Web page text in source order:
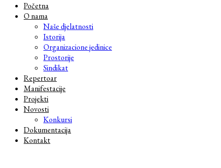
Početna
O nama
Naše djelatnosti
Istorija
Organizacione jedinice
Prostorije
Sindikat
Repertoar
Manifestacije
Projekti
Novosti
Konkursi
Dokumentacija
Kontakt